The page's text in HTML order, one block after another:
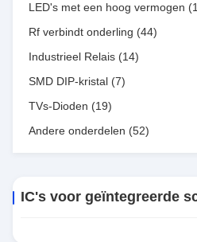
LED's met een hoog vermogen
Rf verbindt onderling (44)
Industrieel Relais (14)
SMD DIP-kristal (7)
TVs-Dioden (19)
Andere onderdelen (52)
IC's voor geïntegreerde